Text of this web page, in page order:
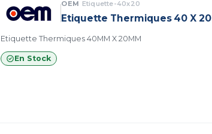
OEM Etiquette-40x20
Etiquette Thermiques 40 X 20
Etiquette Thermiques 40MM X 20MM
En Stock